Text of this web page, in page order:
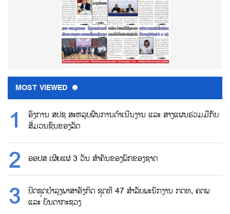
MOST VIEWED
ອົງການ ສປຊ ສະຫລຸບຜົນການດຳເນີນງານ ແລະ ສາງແຜນຮ່ວມມືກັບ
ສື່ມວນຊົນຂອງລັດ
ອອປສ ເຜີຍແຜ່ 3 ວັນ ສຳຄັນຂອງພັກຂອງຊາດ
ປິດຊຸດບຳລຸງພາສາອັງກິດ ຊຸດທີ 47 ສຳລັບພະນັກງານ ກຕທ, ຄຕພ
ແລະ ບັນດາກະຊວງ